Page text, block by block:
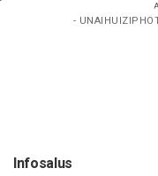
-
Infosalus